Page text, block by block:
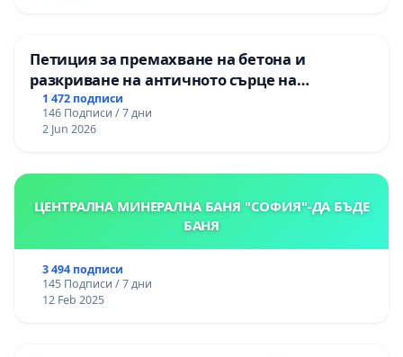
Петиция за премахване на бетона и
разкриване на античното сърце на
Могиланската могила във Враца
1 472 подписи
146 Подписи / 7 дни
2 Jun 2026
ЦЕНТРАЛНА МИНЕРАЛНА БАНЯ "СОФИЯ"-ДА БЪДЕ
БАНЯ
3 494 подписи
145 Подписи / 7 дни
12 Feb 2025